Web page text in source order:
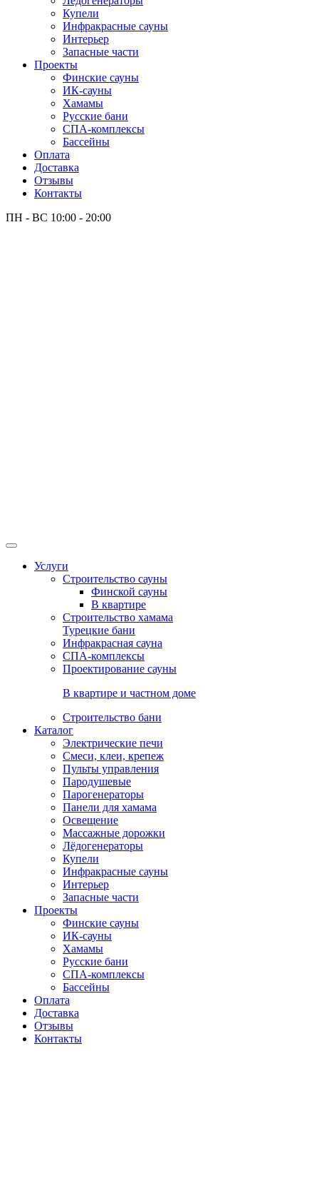
Купели
Инфракрасные сауны
Интерьер
Запасные части
Проекты
Финские сауны
ИК-сауны
Хамамы
Русские бани
СПА-комплексы
Бассейны
Оплата
Доставка
Отзывы
Контакты
ПН - ВС 10:00 - 20:00
Услуги
Строительство сауны
Финской сауны
В квартире
Строительство хамама
Турецкие бани
Инфракрасная сауна
СПА-комплексы
Проектирование сауны
В квартире и частном доме
Строительство бани
Каталог
Электрические печи
Смеси, клеи, крепеж
Пульты управления
Пародушевые
Парогенераторы
Панели для хамама
Освещение
Массажные дорожки
Лёдогенераторы
Купели
Инфракрасные сауны
Интерьер
Запасные части
Проекты
Финские сауны
ИК-сауны
Хамамы
Русские бани
СПА-комплексы
Бассейны
Оплата
Доставка
Отзывы
Контакты